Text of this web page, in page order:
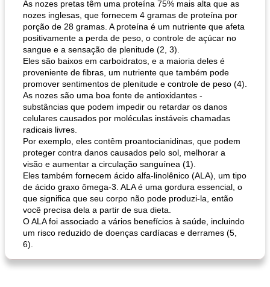
pão plano (out)
As nozes pretas têm uma proteína 75% mais alta que as
nozes inglesas, que fornecem 4 gramas de proteína por
porção de 28 gramas. A proteína é um nutriente que afeta
positivamente a perda de peso, o controle de açúcar no
sangue e a sensação de plenitude (2, 3).
Eles são baixos em carboidratos, e a maioria deles é
proveniente de fibras, um nutriente que também pode
promover sentimentos de plenitude e controle de peso (4).
As nozes são uma boa fonte de antioxidantes -
substâncias que podem impedir ou retardar os danos
celulares causados ​​por moléculas instáveis ​​chamadas
radicais livres.
Por exemplo, eles contêm proantocianidinas, que podem
proteger contra danos causados ​​pelo sol, melhorar a
visão e aumentar a circulação sanguínea (1).
Eles também fornecem ácido alfa-linolênico (ALA), um tipo
de ácido graxo ômega-3. ALA é uma gordura essencial, o
que significa que seu corpo não pode produzi-la, então
você precisa dela a partir de sua dieta.
O ALA foi associado a vários benefícios à saúde, incluindo
um risco reduzido de doenças cardíacas e derrames (5,
6).